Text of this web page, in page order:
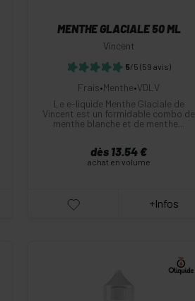
MENTHE GLACIALE 50 ML
Vincent
5/5 (59 avis)
Frais•Menthe•VDLV
Le e-liquide Menthe Glaciale de
Vincent est un formidable combo de
menthe blanche et de menthe...
dès 13.54 €
achat en volume
+Infos